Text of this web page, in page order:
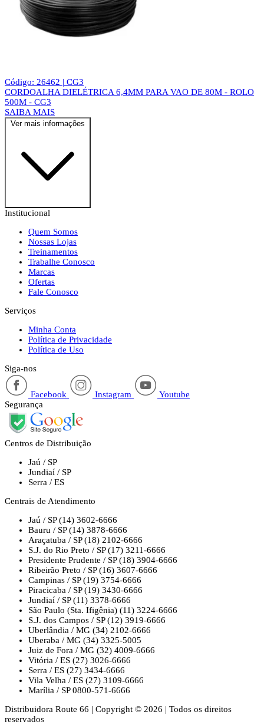
Código: 26462 | CG3
CORDOALHA DIELÉTRICA 6,4MM PARA VAO DE 80M - ROLO
500M - CG3
SAIBA MAIS
Ver mais informações
Institucional
Quem Somos
Nossas Lojas
Treinamentos
Trabalhe Conosco
Marcas
Ofertas
Fale Conosco
Serviços
Minha Conta
Política de Privacidade
Política de Uso
Siga-nos
Facebook Instagram
Youtube
Segurança
Centros de Distribuição
Jaú / SP
Jundiaí / SP
Serra / ES
Centrais de Atendimento
Jaú / SP (14) 3602-6666
Bauru / SP (14) 3878-6666
Araçatuba / SP (18) 2102-6666
S.J. do Rio Preto / SP (17) 3211-6666
Presidente Prudente / SP (18) 3904-6666
Ribeirão Preto / SP (16) 3607-6666
Campinas / SP (19) 3754-6666
Piracicaba / SP (19) 3430-6666
Jundiaí / SP (11) 3378-6666
São Paulo (Sta. Ifigênia) (11) 3224-6666
S.J. dos Campos / SP (12) 3919-6666
Uberlândia / MG (34) 2102-6666
Uberaba / MG (34) 3325-5005
Juiz de Fora / MG (32) 4009-6666
Vitória / ES (27) 3026-6666
Serra / ES (27) 3434-6666
Vila Velha / ES (27) 3109-6666
Marília / SP 0800-571-6666
Distribuidora Route 66 | Copyright © 2026 | Todos os direitos
reservados